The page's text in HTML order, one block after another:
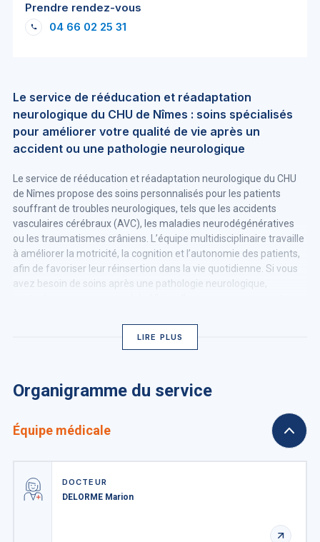
Prendre rendez-vous
04 66 02 25 31
Le service de rééducation et réadaptation
neurologique du CHU de Nîmes : soins spécialisés
pour améliorer votre qualité de vie après un
accident ou une pathologie neurologique
Le service de rééducation et réadaptation neurologique du CHU
de Nîmes propose des soins personnalisés pour les patients
souffrant de troubles neurologiques, tels que les accidents
vasculaires cérébraux (AVC), les maladies neurodégénératives
ou les traumatismes crâniens. L’équipe multidisciplinaire travaille
à améliorer la motricité, la cognition et l’autonomie des patients,
afin de favoriser leur réinsertion dans la vie quotidienne. Si vous
avez besoin de soins après une pathologie neurologique,
LIRE PLUS
Organigramme du service
Équipe médicale
DOCTEUR
DELORME Marion